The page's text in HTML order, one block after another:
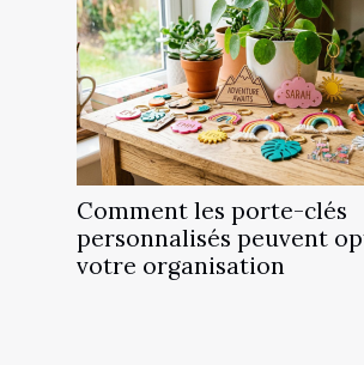
Comment les porte-clés
personnalisés peuvent
votre organisation